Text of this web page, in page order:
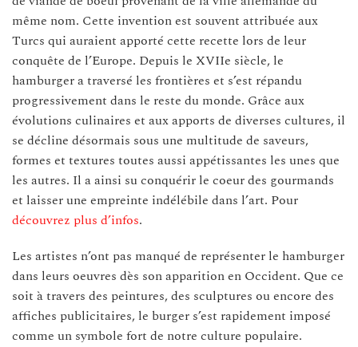
même nom. Cette invention est souvent attribuée aux
Turcs qui auraient apporté cette recette lors de leur
conquête de l’Europe. Depuis le XVIIe siècle, le
hamburger a traversé les frontières et s’est répandu
progressivement dans le reste du monde. Grâce aux
évolutions culinaires et aux apports de diverses cultures, il
se décline désormais sous une multitude de saveurs,
formes et textures toutes aussi appétissantes les unes que
les autres. Il a ainsi su conquérir le coeur des gourmands
et laisser une empreinte indélébile dans l’art. Pour
découvrez plus d’infos.
Les artistes n’ont pas manqué de représenter le hamburger
dans leurs oeuvres dès son apparition en Occident. Que ce
soit à travers des peintures, des sculptures ou encore des
affiches publicitaires, le burger s’est rapidement imposé
comme un symbole fort de notre culture populaire.